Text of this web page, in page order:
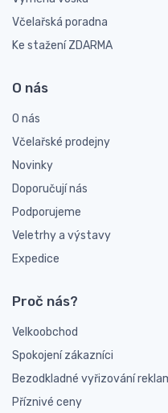
Včelařská poradna
Ke stažení ZDARMA
O nás
O nás
Včelařské prodejny
Novinky
Doporučují nás
Podporujeme
Veletrhy a výstavy
Expedice
Proč nás?
Velkoobchod
Spokojení zákazníci
Bezodkladné vyřizování
Příznivé ceny